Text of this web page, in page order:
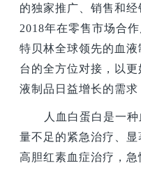
的独家推广、销售和
2018年在零售市场合
特贝林全球领先的血
台的全方位对接，以
液制品日益增长的需求
人血白蛋白是一
量不足的紧急治疗、
高胆红素血症治疗，